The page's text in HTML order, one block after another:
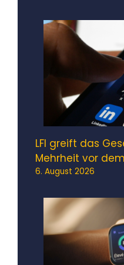
LFI greift das
Mehrheit vor
6. August 2026